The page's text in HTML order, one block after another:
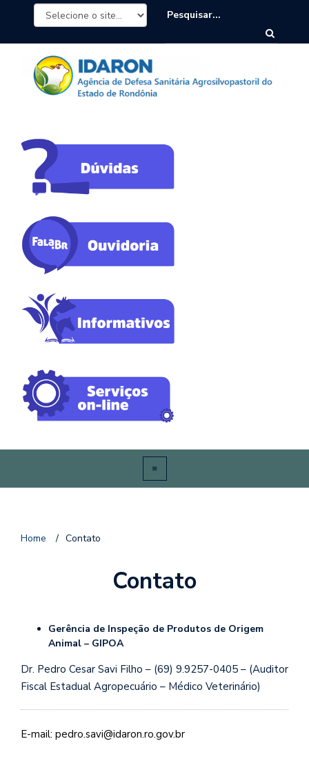
Home / Contato
Contato
Gerência de Inspeção de Produtos de Origem
Animal – GIPOA
Dr. Pedro Cesar Savi Filho – (69) 9.9257-0405 – (Auditor
Fiscal Estadual Agropecuário – Médico Veterinário)
E-mail: pedro.savi@idaron.ro.gov.br